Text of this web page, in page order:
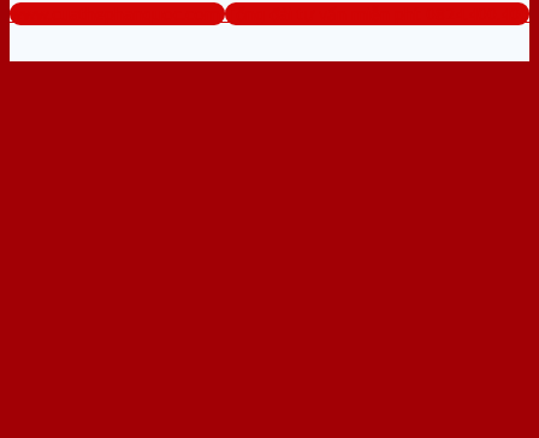
www.cuathephanquoc.com Tổng đài tư vấn miễn phí: 0824.400.400